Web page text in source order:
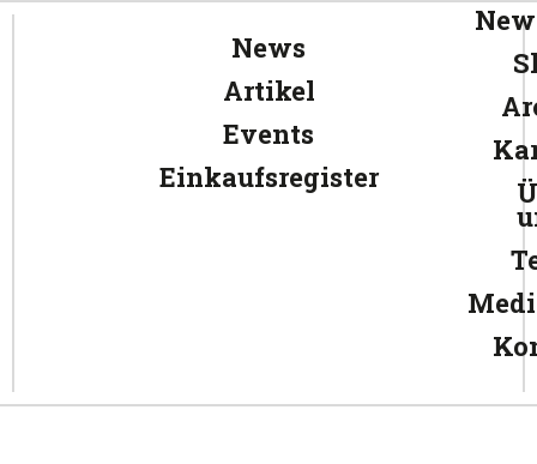
News
Artikel
Events
Einkaufsregister